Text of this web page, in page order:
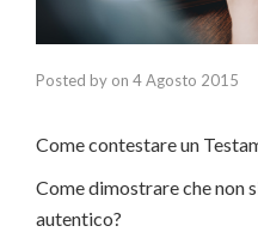
Posted by on 4 Agosto 2015
Come contestare un
Come dimostrare che non
autentico?